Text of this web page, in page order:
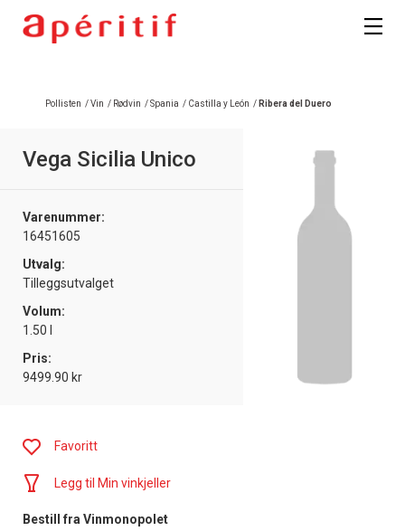
Pollisten /Vin / Rødvin /Spania / Castilla y León / Ribera del Duero
Vega Sicilia Unico
Varenummer:
16451605
Utvalg:
Tilleggsutvalget
Volum:
1.50 l
Pris:
9499.90 kr
Favoritt
Legg til Min vinkjeller
Bestill fra Vinmonopolet